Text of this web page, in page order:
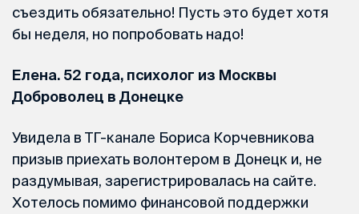
съездить обязательно! Пусть это будет хотя
бы неделя, но попробовать надо!
Елена. 52 года, психолог из Москвы
Доброволец в Донецке
Увидела в ТГ-канале Бориса Корчевникова
призыв приехать волонтером в Донецк и, не
раздумывая, зарегистрировалась на сайте.
Хотелось помимо финансовой поддержки